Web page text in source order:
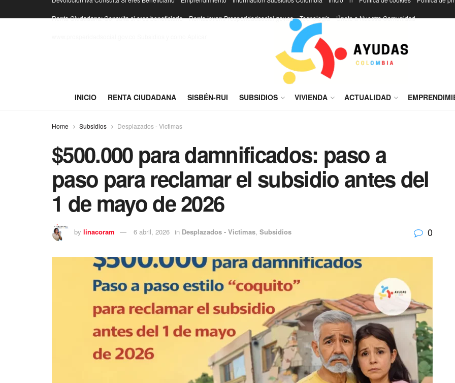
Renta Ciudadana: Consulta si eres beneficiario RentaJoven.Prosperidadsocial.gov.co Tecnología Únete a Nuestra Comunidad
INICIO RENTA CIUDADANA SISBÉN-RUI SUBSIDIOS VIVIENDA ACTUALIDAD
Home Subsidios Desplazados - Victimas
$500.000 para damnificados: paso a
paso para reclamar el subsidio antes del
1 de mayo de 2026
by linacoram 6 abril, 2026 in Desplazados - Victimas, Subsidios 0